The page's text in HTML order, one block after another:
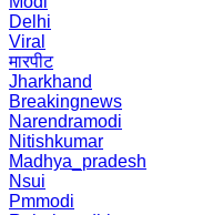
Delhi
Viral
मारपीट
Jharkhand
Breakingnews
Narendramodi
Nitishkumar
Madhya_pradesh
Nsui
Pmmodi